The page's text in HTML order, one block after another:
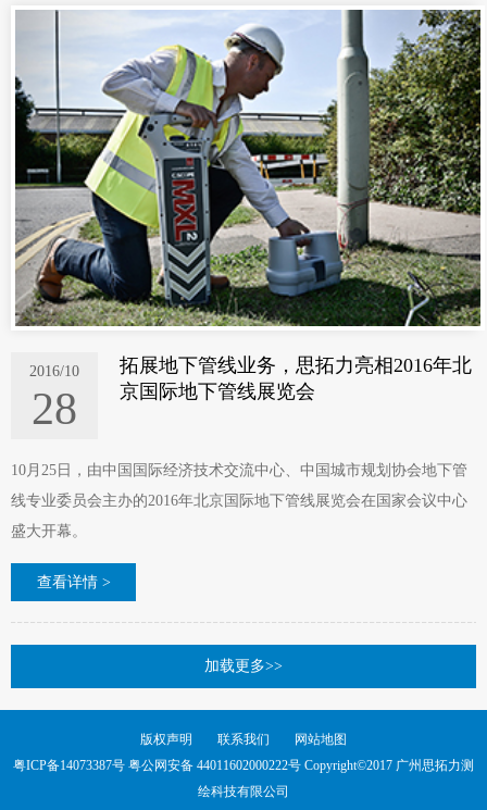
2016/10
28
拓展地下管线业务，思拓力亮相2016年北
京国际地下管线展览会
10月25日，由中国国际经济技术交流中心、中国城市规划协会地下管
线专业委员会主办的2016年北京国际地下管线展览会在国家会议中心
盛大开幕。
查看详情 >
加载更多>>
版权声明 联系我们
网站地图
粤ICP备14073387号 粤公网安备 44011602000222号 Copyright©2017 广州思拓力测
绘科技有限公司